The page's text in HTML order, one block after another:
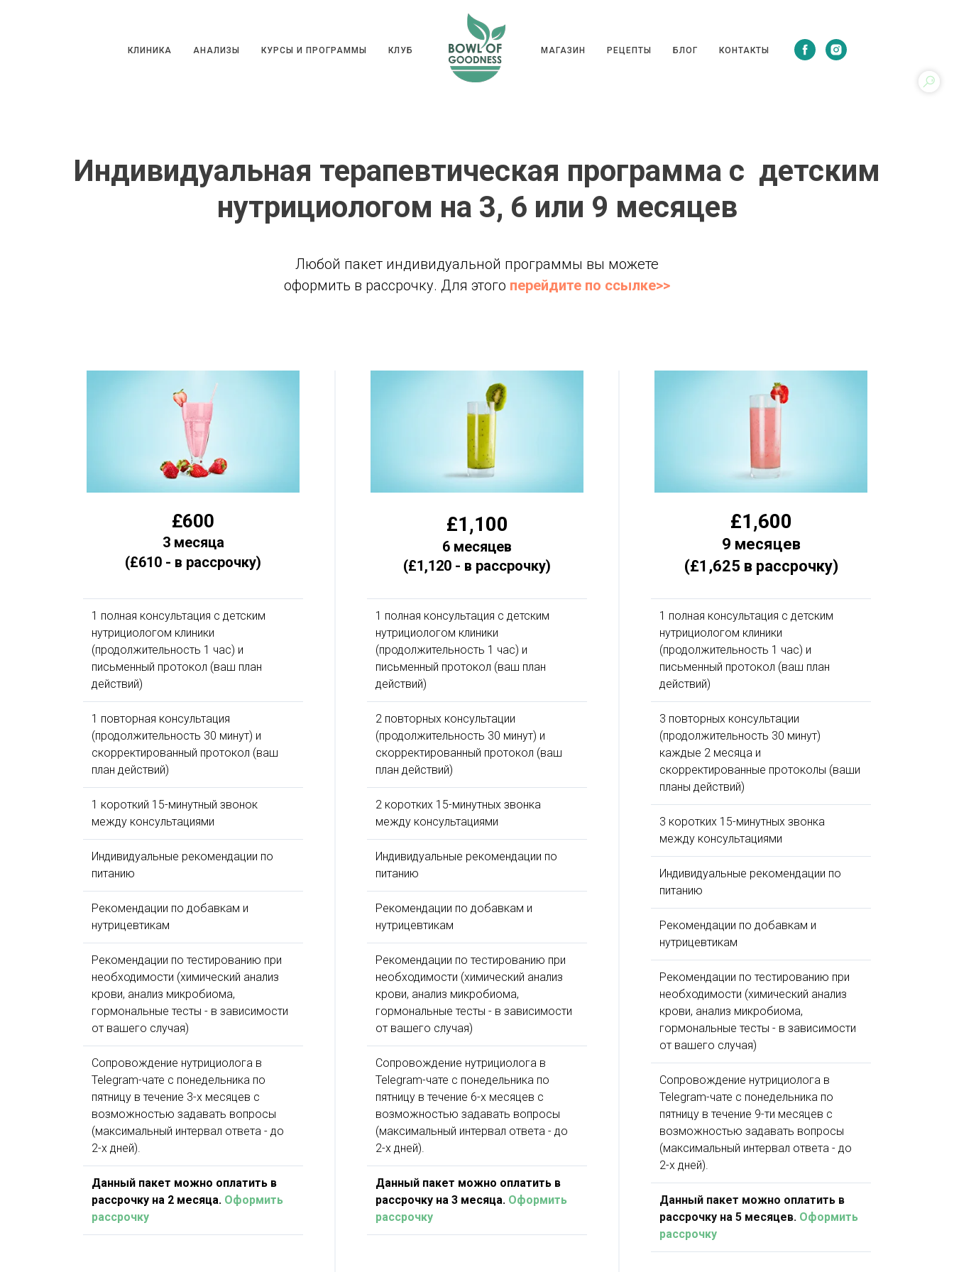
КЛИНИКА АНАЛИЗЫ КУРСЫ И ПРОГРАММЫ КЛУБ МАГАЗИН РЕЦЕПТЫ БЛОГ КОНТАКТЫ
КЛИНИКА АНАЛИЗЫ КУРСЫ И ПРОГРАММЫ КЛУБ МАГАЗИН РЕЦЕПТЫ БЛОГ КОНТАКТЫ
Индивидуальная терапевтическая программа с детским
нутрициологом на 3, 6 или 9 месяцев
Любой пакет индивидуальной программы вы можете
оформить в рассрочку. Для этого перейдите по ссылке>>
£600
3 месяца
(£610 - в рассрочку)
1 полная консультация с детским
нутрициологом клиники
(продолжительность 1 час) и
письменный протокол (ваш план
действий)
1 повторная консультация
(продолжительность 30 минут) и
скорректированный протокол (ваш
план действий)
1 короткий 15-минутный звонок
между консультациями
Индивидуальные рекомендации по
питанию
Рекомендации по добавкам и
нутрицевтикам
Рекомендации по тестированию при
необходимости (химический анализ
крови, анализ микробиома,
гормональные тесты - в зависимости
от вашего случая)
Сопровождение нутрициолога в
Telegram-чате с понедельника по
пятницу в течение 3-х месяцев с
возможностью задавать вопросы
(максимальный интервал ответа - до
2-х дней).
Данный пакет можно оплатить в
рассрочку на 2 месяца. Оформить
рассрочку
£1,100
6 месяцев
(£1,120 - в рассрочку)
1 полная консультация с детским
нутрициологом клиники
(продолжительность 1 час) и
письменный протокол (ваш план
действий)
2 повторных консультации
(продолжительность 30 минут) и
скорректированный протокол (ваш
план действий)
2 коротких 15-минутных звонка
между консультациями
Индивидуальные рекомендации по
питанию
Рекомендации по добавкам и
нутрицевтикам
Рекомендации по тестированию при
необходимости (химический анализ
крови, анализ микробиома,
гормональные тесты - в зависимости
от вашего случая)
Сопровождение нутрициолога в
Telegram-чате с понедельника по
пятницу в течение 6-х месяцев с
возможностью задавать вопросы
(максимальный интервал ответа - до
2-х дней).
Данный пакет можно оплатить в
рассрочку на 3 месяца. Оформить
рассрочку
£1,600
9 месяцев
(£1,625 в рассрочку)
1 полная консультация с детским
нутрициологом клиники
(продолжительность 1 час) и
письменный протокол (ваш план
действий)
3 повторных консультации
(продолжительность 30 минут)
каждые 2 месяца и
скорректированные протоколы (ваши
планы действий)
3 коротких 15-минутных звонка
между консультациями
Индивидуальные рекомендации по
питанию
Рекомендации по добавкам и
нутрицевтикам
Рекомендации по тестированию при
необходимости (химический анализ
крови, анализ микробиома,
гормональные тесты - в зависимости
от вашего случая)
Сопровождение нутрициолога в
Telegram-чате с понедельника по
пятницу в течение 9-ти месяцев с
возможностью задавать вопросы
(максимальный интервал ответа - до
2-х дней).
Данный пакет можно оплатить в
рассрочку на 5 месяцев. Оформить
рассрочку